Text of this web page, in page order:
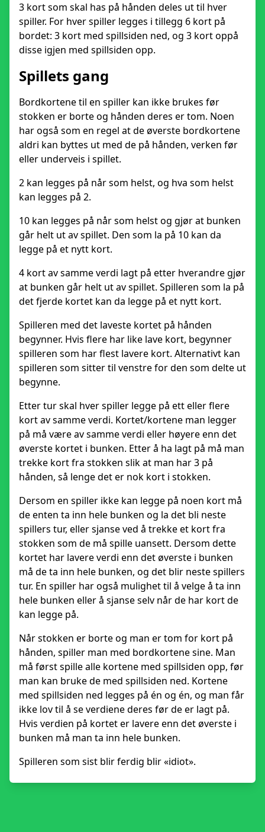
3 kort som skal has på hånden deles ut til hver
spiller. For hver spiller legges i tillegg 6 kort på
bordet: 3 kort med spillsiden ned, og 3 kort oppå
disse igjen med spillsiden opp.
Spillets gang
Bordkortene til en spiller kan ikke brukes før
stokken er borte og hånden deres er tom. Noen
har også som en regel at de øverste bordkortene
aldri kan byttes ut med de på hånden, verken før
eller underveis i spillet.
2 kan legges på når som helst, og hva som helst
kan legges på 2.
10 kan legges på når som helst og gjør at bunken
går helt ut av spillet. Den som la på 10 kan da
legge på et nytt kort.
4 kort av samme verdi lagt på etter hverandre gjør
at bunken går helt ut av spillet. Spilleren som la på
det fjerde kortet kan da legge på et nytt kort.
Spilleren med det laveste kortet på hånden
begynner. Hvis flere har like lave kort, begynner
spilleren som har flest lavere kort. Alternativt kan
spilleren som sitter til venstre for den som delte ut
begynne.
Etter tur skal hver spiller legge på ett eller flere
kort av samme verdi. Kortet/kortene man legger
på må være av samme verdi eller høyere enn det
øverste kortet i bunken. Etter å ha lagt på må man
trekke kort fra stokken slik at man har 3 på
hånden, så lenge det er nok kort i stokken.
Dersom en spiller ikke kan legge på noen kort må
de enten ta inn hele bunken og la det bli neste
spillers tur, eller sjanse ved å trekke et kort fra
stokken som de må spille uansett. Dersom dette
kortet har lavere verdi enn det øverste i bunken
må de ta inn hele bunken, og det blir neste spillers
tur. En spiller har også mulighet til å velge å ta inn
hele bunken eller å sjanse selv når de har kort de
kan legge på.
Når stokken er borte og man er tom for kort på
hånden, spiller man med bordkortene sine. Man
må først spille alle kortene med spillsiden opp, før
man kan bruke de med spillsiden ned. Kortene
med spillsiden ned legges på én og én, og man får
ikke lov til å se verdiene deres før de er lagt på.
Hvis verdien på kortet er lavere enn det øverste i
bunken må man ta inn hele bunken.
Spilleren som sist blir ferdig blir «idiot».